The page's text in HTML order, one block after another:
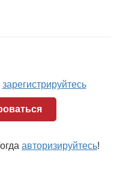
зарегистрируйтесь
авторизируйтесь!